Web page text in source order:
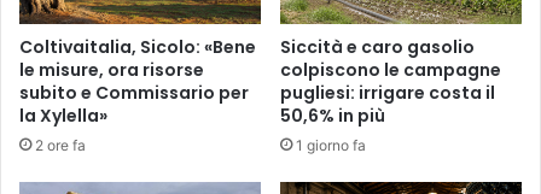
a
P
u
g
i
a
e
e
l
2
°
Coltivaitalia, Sicolo: «Bene
le misure, ora risorse
subito e Commissario per
la Xylella»
2 ore fa
Siccità e caro gasolio
colpiscono le campagne
pugliesi: irrigare costa il
50,6% in più
1 giorno fa